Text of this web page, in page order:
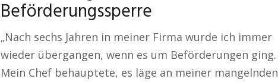
Beförderungssperre
„Nach sechs Jahren in meiner Firma wurde ich immer
wieder übergangen, wenn es um Beförderungen ging.
Mein Chef behauptete, es läge an meiner mangelnden